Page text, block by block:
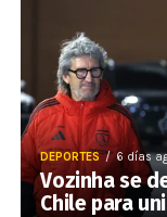
DEPORTES 6 días
Vozinha se
Chile para